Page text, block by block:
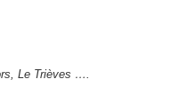
……
Le Trièves ….